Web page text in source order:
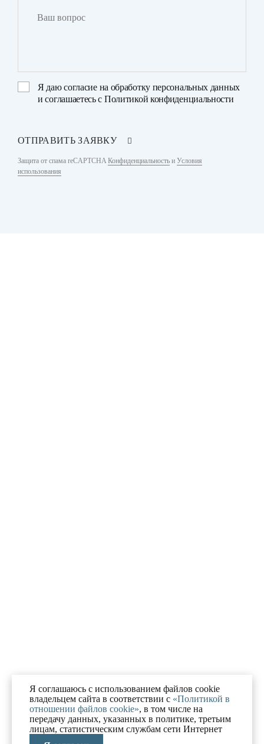
Я даюсогласие на обработку персональных данных
и соглашаетесь с Политикой конфиденциальности
ОТПРАВИТЬ ЗАЯВКУ
Защита от спама reCAPTCHAКонфиденциальность и Условия
использования
Я соглашаюсь с использованием файлов cookie
владельцем сайта в соответствии с «Политикой в
отношении файлов cookie», в том числе на
передачу данных, указанных в политике, третьим
лицам, статистическим службам сети Интернет